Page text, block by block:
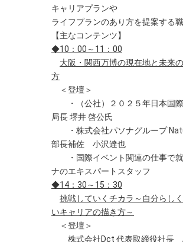
キャリアプランや
ライフプランのあり方を提案する
【主なコンテンツ】
◆10：00～11：00
大阪・関西万博の現在地と未来
方
＜登壇＞
・（公社）２０２５年日本国
局長 堺井 啓公氏
・株式会社パソナグループ
部長補佐 小沢達也
・国際イベント関連の仕事で就
ナのエキスパートスタッフ
◆14：30～15：30
挑戦していくチカラ～自分らし
いキャリアの描き方～
＜登壇＞
株式会社Dct 代表取締役社長